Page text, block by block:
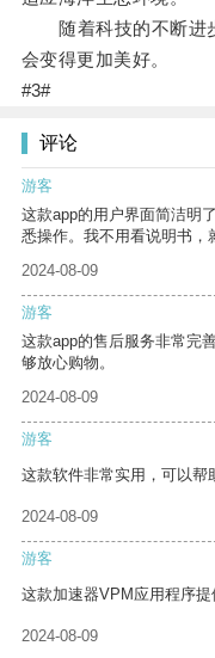
随着科技的不断进
会变得更加美好。
#3#
评论
游客
这款app的用户界面简洁明
悉操作。我不用看说明书，
2024-08-09
游客
这款app的售后服务非常完
够放心购物。
2024-08-09
游客
这款软件非常实用，可以帮
2024-08-09
游客
这款加速器VPM应用程序提
2024-08-09